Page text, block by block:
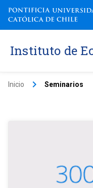
Instituto de
Inicio keyboard_arrow_right Seminarios